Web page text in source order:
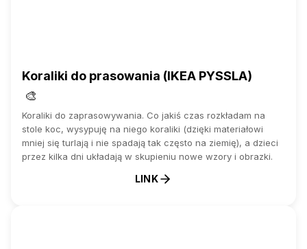
Koraliki do prasowania (IKEA PYSSLA)
🎨
Koraliki do zaprasowywania. Co jakiś czas rozkładam na
stole koc, wysypuję na niego koraliki (dzięki materiałowi
mniej się turlają i nie spadają tak często na ziemię), a dzieci
przez kilka dni układają w skupieniu nowe wzory i obrazki.
LINK